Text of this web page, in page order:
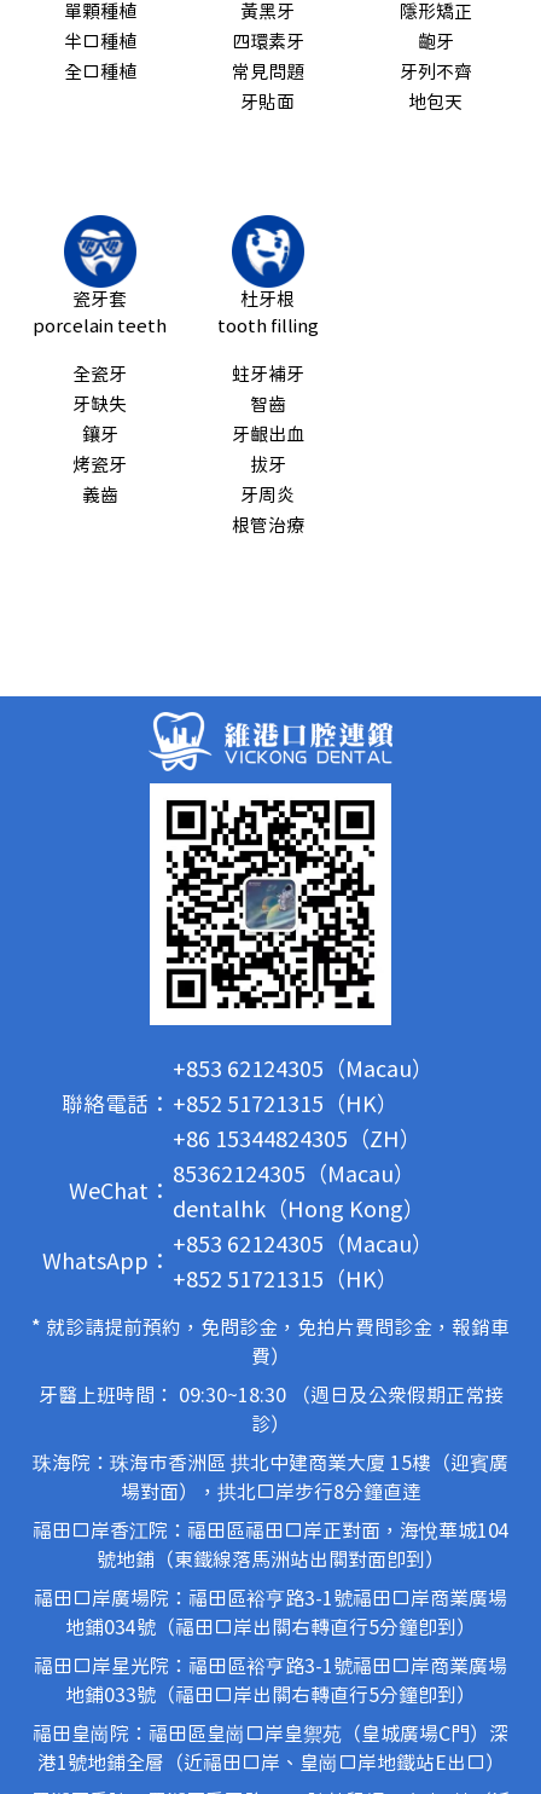
單顆種植
半口種植
全口種植
黃黑牙
四環素牙
常見問題
牙貼面
隱形矯正
齙牙
牙列不齊
地包天
瓷牙套
porcelain teeth
全瓷牙
牙缺失
鑲牙
烤瓷牙
義齒
杜牙根
tooth filling
蛀牙補牙
智齒
牙齦出血
拔牙
牙周炎
根管治療
聯絡電話：
+853 62124305（Macau）
+852 51721315（HK）
+86 15344824305（ZH）
WeChat：
85362124305（Macau）
dentalhk（Hong Kong）
WhatsApp：
+853 62124305（Macau）
+852 51721315（HK）
* 就診請提前預約，免問診金，免拍片費問診金，報銷車
費）
牙醫上班時間： 09:30~18:30 （週日及公眾假期正常接
診）
珠海院：珠海市香洲區 拱北中建商業大廈 15樓（迎賓廣
場對面），拱北口岸步行8分鐘直達
福田口岸香江院：福田區福田口岸正對面，海悅華城104
號地鋪（東鐵線落馬洲站出關對面即到）
福田口岸廣場院：福田區裕亨路3-1號福田口岸商業廣場
地鋪034號（福田口岸出關右轉直行5分鐘即到）
福田口岸星光院：福田區裕亨路3-1號福田口岸商業廣場
地鋪033號（福田口岸出關右轉直行5分鐘即到）
福田皇崗院：福田區皇崗口岸皇禦苑（皇城廣場C門）深
港1號地鋪全層（近福田口岸、皇崗口岸地鐵站E出口）